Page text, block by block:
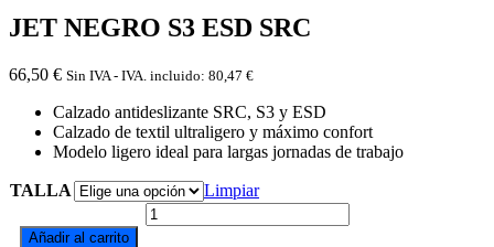
JET NEGRO S3 ESD SRC
66,50 € Sin IVA - IVA. incluido: 80,47 €
Calzado antideslizante SRC, S3 y ESD
Calzado de textil ultraligero y máximo confort
Modelo ligero ideal para largas jornadas de trabajo
TALLA
Limpiar
JET
NEGRO
Añadir al carrito